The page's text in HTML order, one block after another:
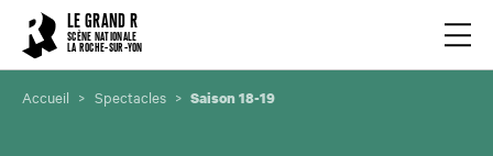
LE GRAND R
SCÈNE NATIONALE
LA ROCHE-SUR-YON
Accueil Spectacles Saison 18-19
Cookies management panel